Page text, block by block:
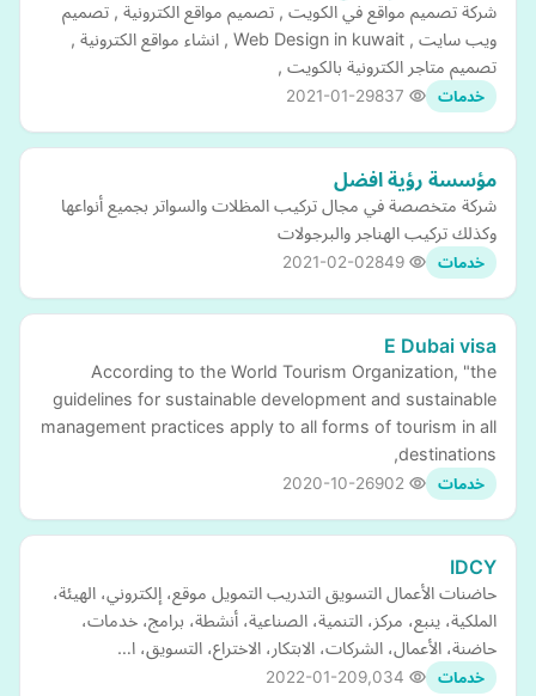
شركة تصميم مواقع في الكويت , تصميم مواقع الكترونية , تصميم
ويب سايت , Web Design in kuwait , انشاء مواقع الكترونية ,
تصميم متاجر الكترونية بالكويت ,
خدمات 2021-01-29
مؤسسة رؤية افضل
شركة متخصصة في مجال تركيب المظلات والسواتر بجميع أنواعها
وكذلك تركيب الهناجر والبرجولات
خدمات 2021-02-02
E Dubai visa
According to the World Tourism Organization, "the
guidelines for sustainable development and sustainable
management practices apply to all forms of tourism in all
destinations,
خدمات 2020-10-26
IDCY
حاضنات الأعمال التسويق التدريب التمويل موقع، إلكتروني، الهيئة،
الملكية، ينبع، مركز، التنمية، الصناعية، أنشطة، برامج، خدمات،
حاضنة، الأعمال، الشركات، الابتكار، الاختراع، التسويق، ا…
خدمات 2022-01-20